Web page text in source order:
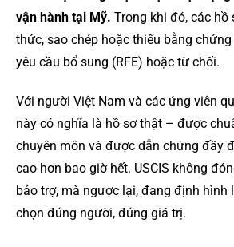
vận hành tại Mỹ. Trong khi đó, các
thức, sao chép hoặc thiếu bằng
yêu cầu bổ sung (RFE) hoặc từ chối.
Với người Việt Nam và các ứng viên
này có nghĩa là hồ sơ thật – được
chuyên môn và được dẫn chứng đầy
cao hơn bao giờ hết. USCIS không
bảo trợ, mà ngược lại, đang định hình
chọn đúng người, đúng giá trị.